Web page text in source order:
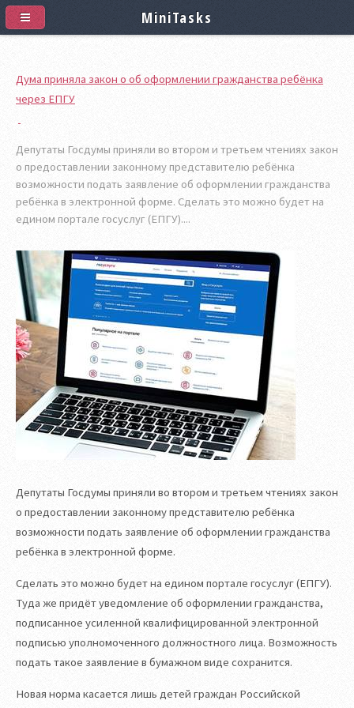
Дума приняла закон о об оформлении гражданства ребёнка
через ЕПГУ
Депутаты Госдумы приняли во втором и третьем чтениях закон
о предоставлении законному представителю ребёнка
возможности подать заявление об оформлении гражданства
ребёнка в электронной форме. Сделать это можно будет на
едином портале госуслуг (ЕПГУ)....
Депутаты Госдумы приняли во втором и третьем чтениях закон
о предоставлении законному представителю ребёнка
возможности подать заявление об оформлении гражданства
ребёнка в электронной форме.
Сделать это можно будет на едином портале госуслуг (ЕПГУ).
Туда же придёт уведомление об оформлении гражданства,
подписанное усиленной квалифицированной электронной
подписью уполномоченного должностного лица. Возможность
подать такое заявление в бумажном виде сохранится.
Новая норма касается лишь детей граждан Российской
MiniTasks